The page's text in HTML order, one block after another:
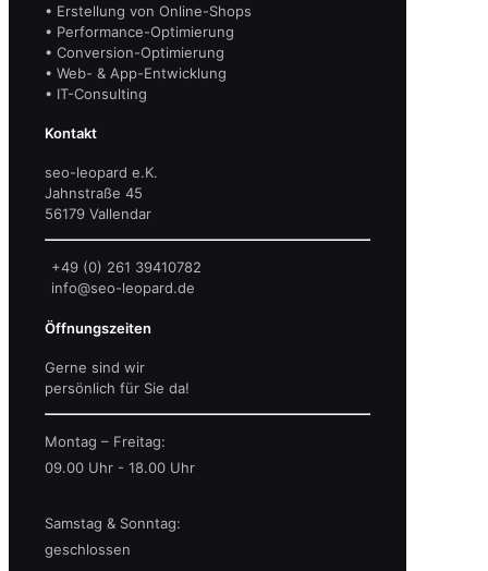
• Erstellung von Online-Shops
• Performance-Optimierung
• Conversion-Optimierung
• Web- & App-Entwicklung
• IT-Consulting
Kontakt
seo-leopard e.K.
Jahnstraße 45
56179 Vallendar
+49 (0) 261 39410782
info@seo-leopard.de
Öffnungszeiten
Gerne sind wir
persönlich für Sie da!
Montag – Freitag:
09.00 Uhr - 18.00 Uhr
Samstag & Sonntag:
geschlossen